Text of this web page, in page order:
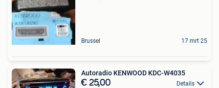
Brussel 17 mrt 25
Autoradio KENWOOD KDC-W4035
€ 25,00 Details